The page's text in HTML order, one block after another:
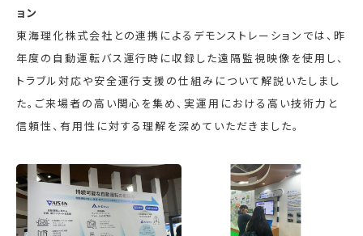
ョン
東海理化株式会社との連携によるデモンストレーションでは、昨
年度の自動運転バス運行時に収録した遠隔監視映像を使用し、
トラブル対応や安全運行支援の仕組みについて解説いたしまし
た。ご来場者の高い関心を集め、実運用における高い技術力と
信頼性、有用性に対する理解を深めていただきました。